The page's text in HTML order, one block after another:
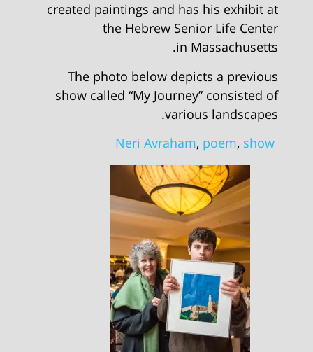
created paintings and has his exhibit at
the Hebrew Senior Life Center
in Massachusetts.
The photo below depicts a previous
show called “My Journey” consisted of
various landscapes.
Neri Avraham, poem, show